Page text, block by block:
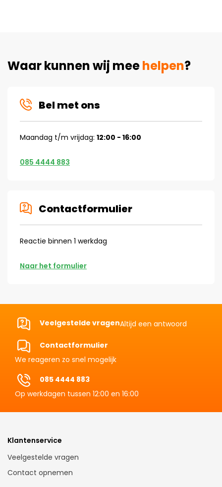
Waar kunnen wij meehelpen?
Bel met ons
Maandag t/m vrijdag: 12:00 - 16:00
085 4444 883
Contactformulier
Reactie binnen 1 werkdag
Naar het formulier
Veelgestelde vragenAltijd een antwoord
Contactformulier
We reageren zo snel mogelijk
085 4444 883
Op werkdagen tussen 12:00 en 16:00
Klantenservice
Veelgestelde vragen
Contact opnemen